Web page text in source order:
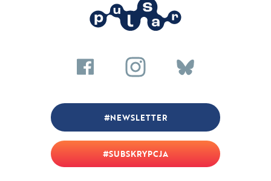
SUBSKRYPCJA
NEWSLETTER